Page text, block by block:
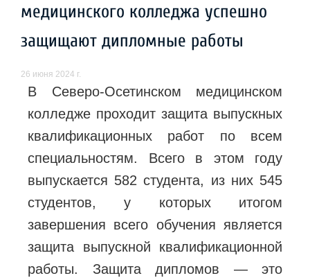
медицинского колледжа успешно
защищают дипломные работы
26 июня 2024 г.
В Северо-Осетинском медицинском
колледже проходит защита выпускных
квалификационных работ по всем
специальностям. Всего в этом году
выпускается 582 студента, из них 545
студентов, у которых итогом
завершения всего обучения является
защита выпускной квалификационной
работы. Защита дипломов — это